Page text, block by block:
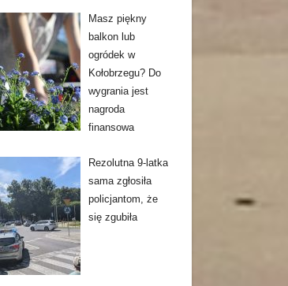
Masz piękny
balkon lub
ogródek w
Kołobrzegu? Do
wygrania jest
nagroda
finansowa
Rezolutna 9-latka
sama zgłosiła
policjantom, że
się zgubiła